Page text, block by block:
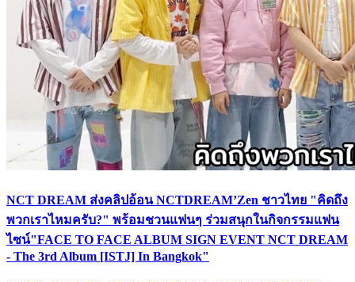
NCT DREAM ส่งคลิปอ้อน NCTDREAM’Zen ชาวไทย "คิดถึง
พวกเราไหมครับ?" พร้อมชวนแฟนๆ ร่วมสนุกในกิจกรรมแฟน
ไซน์"FACE TO FACE ALBUM SIGN EVENT NCT DREAM
- The 3rd Album [ISTJ] In Bangkok"